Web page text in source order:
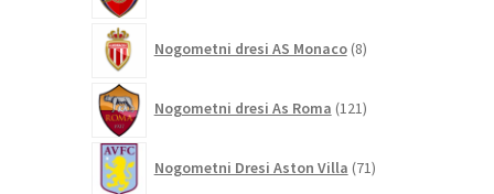
Nogometni dresi AS Monaco 8izdelkov
Nogometni dresi As Roma 121izdelkov
Nogometni Dresi Aston Villa 71izdelkov